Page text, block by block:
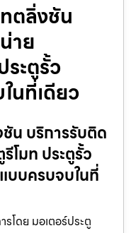
ตลิ่งชัน
าย
ะตูรั้ว
นที่เดียว
น บริการรับติด
โมท ประตูรั้ว
บบครบจบในที่
โดย มอเตอร์ประตู